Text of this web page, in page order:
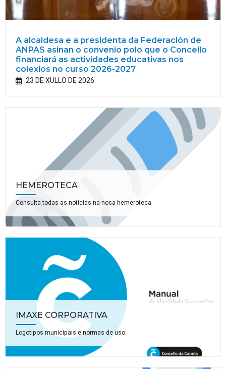
A alcaldesa e a presidenta da Federación de
ANPAS asinan o convenio polo que o Concello
financiará as actividades educativas nos
colexios no curso 2026-2027
23 DE XULLO DE 2026
HEMEROTECA
Consulta todas as noticias na nosa hemeroteca
IMAXE CORPORATIVA
Logotipos municipais e normas de uso